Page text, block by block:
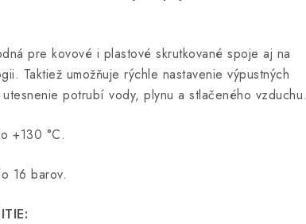
pre kovové i plastové skrutkované spoje aj na
Taktiež umožňuje rýchle nastavenie výpustných
potrubí vody, plynu a stlačeného vzduchu.
+130 °C.
16 barov.